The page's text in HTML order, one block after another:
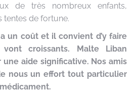
de très nombreux enfants,
tentes de fortune.
un coût et il convient d’y faire
croissants. Malte Liban
une aide significative. Nos amis
nous un effort tout particulier